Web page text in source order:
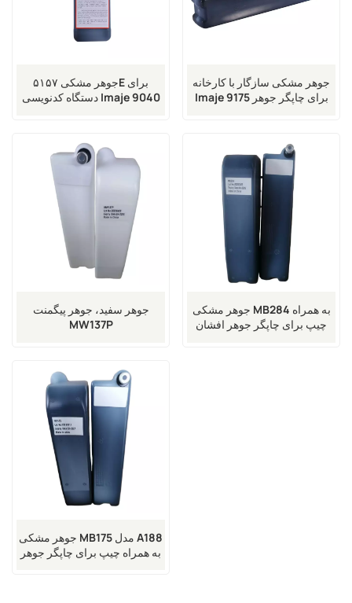
جوهر مشکی ۵۱۵۷E برای
دستگاه کدنویسی Imaje 9040
جوهر مشکی سازگار با کارخانه
Imaje 9175 برای چاپگر جوهر
جوهر سفید، جوهر پیگمنت
MW137P
جوهر مشکی MB284 به همراه
چیپ برای چاپگر جوهر افشان
جوهر مشکی MB175 مدل A188
به همراه چیپ برای چاپگر جوهر